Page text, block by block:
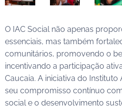
O IAC Social não apenas
essenciais, mas também
comunitários, promovendo o
incentivando a participação
Caucaia. A iniciativa do
seu compromisso contínuo
social e o desenvolvimento